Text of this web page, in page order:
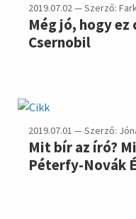
2019.07.02 — Szerző:
Még jó, hogy ez
Csernobil
2019.07.01 — Szerző:
Mit bír az író?
Péterfy-Novák